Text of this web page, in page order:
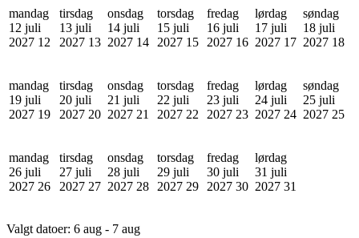
mandag
12 juli
2027 12
tirsdag
13 juli
2027 13
onsdag
14 juli
2027 14
torsdag
15 juli
2027 15
fredag
16 juli
2027 16
lørdag
17 juli
2027 17
søndag
18 juli
2027 18
mandag
19 juli
2027 19
tirsdag
20 juli
2027 20
onsdag
21 juli
2027 21
torsdag
22 juli
2027 22
fredag
23 juli
2027 23
lørdag
24 juli
2027 24
søndag
25 juli
2027 25
mandag
26 juli
2027 26
tirsdag
27 juli
2027 27
onsdag
28 juli
2027 28
torsdag
29 juli
2027 29
fredag
30 juli
2027 30
lørdag
31 juli
2027 31
Valgt datoer: 6 aug - 7 aug